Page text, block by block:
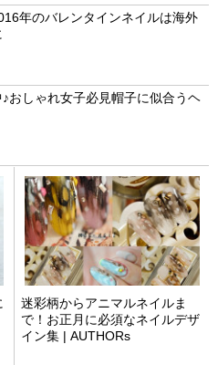
年のバレンタインネイルは海外
おしゃれ女子必見帽子に似合うヘ
迷彩柄からアニマルネイルま
で！お正月に必須なネイルデザ
イン集 | AUTHORs